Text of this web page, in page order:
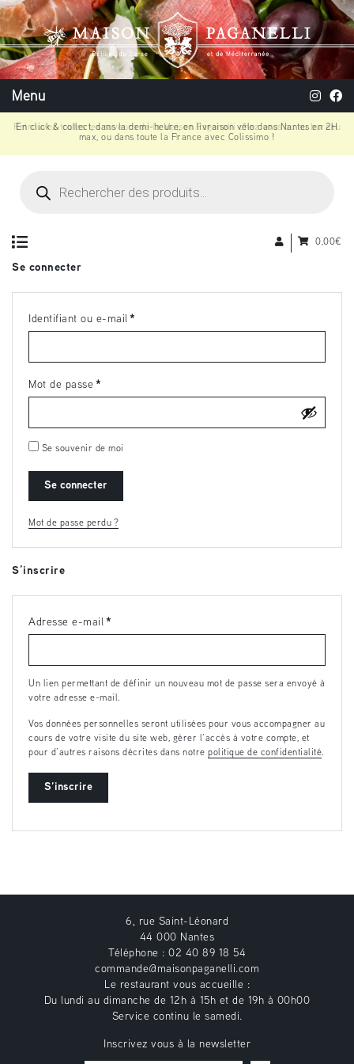
Menu
En click & collect, dans la demi-heure, en livraison vélo dans Nantes en 2H
max, ou dans toute la France avec Colissimo !
produits
0,00€
Se connecter
Identifiant ou e-mail *
Mot de passe *
Se souvenir de moi
Se connecter
Mot de passe perdu ?
S’inscrire
Adresse e-mail *
Un lien permettant de définir un nouveau mot de passe sera envoyé à
votre adresse e-mail.
Vos données personnelles seront utilisées pour vous accompagner au
cours de votre visite du site web, gérer l’accès à votre compte, et
pour d’autres raisons décrites dans notre politique de confidentialité.
S’inscrire
6, rue Saint-Léonard
44 000 Nantes
Téléphone : 02 40 89 18 54
commande@maisonpaganelli.com
Le restaurant vous accueille :
Du lundi au dimanche de 12h à 15h et de 19h à 00h00
Service continu le samedi.
Inscrivez vous à la newsletter